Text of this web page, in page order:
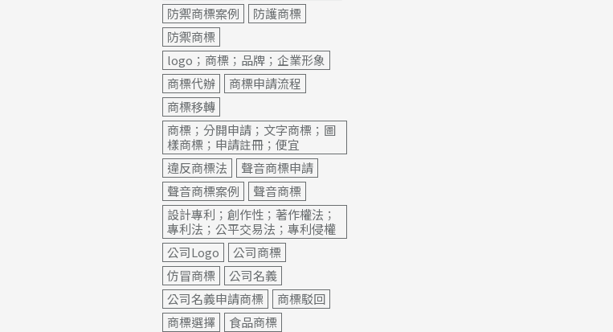
防禦商標案例
防護商標
防禦商標
logo；商標；品牌；企業形象
商標代辦
商標申請流程
商標移轉
商標；分開申請；文字商標；圖
樣商標；申請註冊；便宜
違反商標法
聲音商標申請
聲音商標案例
聲音商標
設計專利；創作性；著作權法；
專利法；公平交易法；專利侵權
公司Logo
公司商標
仿冒商標
公司名義
公司名義申請商標
商標駁回
商標選擇
食品商標